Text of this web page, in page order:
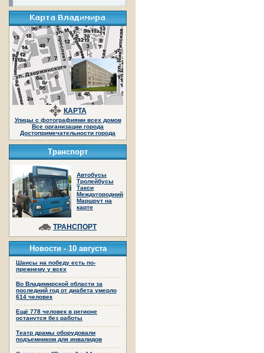
КАРТА
Улицы с фотографиями всех домов
Все организации города
Достопримечательности города
Транспорт
Автобусы
Тролейбусы
Такси
Междугородний
Маршрут на
карте
ТРАНСПОРТ
Новости -10 августа
Шансы на победу есть по-
прежнему у всех
Во Владимирской области за
последний год от диабета умерло
614 человек
Ещё 778 человек в регионе
останутся без работы
Театр драмы оборудовали
подъемником для инвалидов